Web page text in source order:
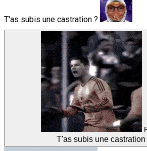
T'as subis une castration ?
T'as subis une castration